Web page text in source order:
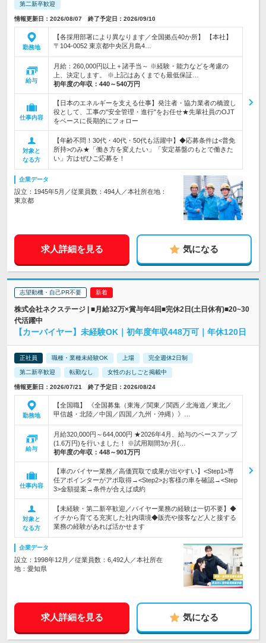
第二新卒歓迎
情報更新日：2026/08/07 終了予定日：2026/09/10
勤務地
【各採用部署により異なります／全国拠点40か所】 【本社】
〒104-0052 東京都中央区月島4…
給与
月給：260,000円以上＋諸手当～ ※経験・能力などを考慮の
上、決定します。 ※上記はあくまでも最低保証…
初年度の年収： 440～540万円
仕事内容
【日本のエネルギーを支える仕事】発注者・協力業者の橋渡し
役として、工事の"安全管理・進行"をお任せ★先輩社員のOJT
をベースに長期的にフォロー
対象と
なる方
【年齢不問！30代・40代・50代も活躍中】◆応募条件は<普免
所持>のみ★「働き方を変えたい」「安定基盤のもとで働きた
い」方はぜひご応募を！
企業データ
設立：1945年5月／従業員数：494人／本社所在地：
東京都
求人詳細を見る 気になる
志望動機・自己PR不要
株式会社ネクステージ | ■月給32万×賞与年4回■完休2日(土日休有)■20~30
代活躍中
【カーバイヤー】未経験OK｜初年度年収448万可｜年休120日
正社員 職種・業種未経験OK 上場 完全週休2日制
第二新卒歓迎 転勤なし 女性のおしごと掲載中
情報更新日：2026/07/21 終了予定日：2026/08/24
勤務地
【全国職】 《全国募集（東海／関東／関西／北海道／東北／
甲信越・北陸／中国／四国／九州・沖縄）》…
給与
月給320,000円～644,000円 ★2026年4月、給与のベースアップ
(1.6万円)を行いました！ ※試用期間3か月(…
初年度の年収： 448～901万円
仕事内容
【車のバイヤー業務／高価買取で成果が出やすい】<Step1>専
任アポインターがアポ取得→<Step2>お客様の車を確認→<Step
3>金額提案→条件が合えば成約
対象と
なる方
【未経験・第二新卒歓迎／バイヤー業務の経験は一切不要】◆
イチから育てる充実した社内環境◆販売や接客など人と接する
業務の経験があれば活かせます
企業データ
設立：1998年12月／従業員数：6,492人／本社所在
地：愛知県
求人詳細を見る 気になる